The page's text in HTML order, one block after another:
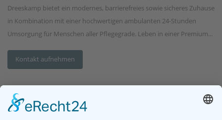
Dreeskamp bietet ein modernes, barrierefreies sowie sicheres Zuhause
in Kombination mit einer hochwertigen ambulanten 24-Stunden
Umsorgung für Menschen aller Pflegegrade. Leben in einer Premium...
Kontakt aufnehmen